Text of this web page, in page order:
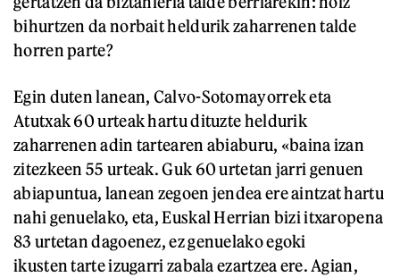
bihurtzen da norbait heldurik zaharrenen talde
horren parte?
Egin duten lanean, Calvo-Sotomayorrek eta
Atutxak 60 urteak hartu dituzte heldurik
zaharrenen adin tartearen abiaburu, «baina izan
zitezkeen 55 urteak. Guk 60 urtetan jarri genuen
abiapuntua, lanean zegoen jendea ere aintzat hartu
nahi genuelako, eta, Euskal Herrian bizi itxaropena
83 urtetan dagoenez, ez genuelako egoki
ikusten tarte izugarri zabala ezartzea ere. Agian,